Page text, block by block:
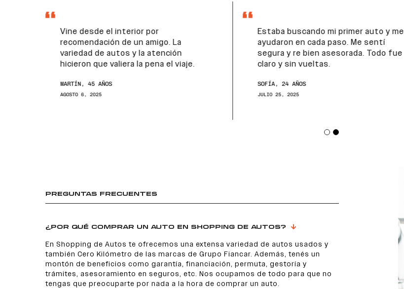
Vine desde el interior por
recomendación de un amigo. La
variedad de autos y la atención
hicieron que valiera la pena el viaje.
MARTÍN, 45 AÑOS
AGOSTO 6, 2025
Estaba buscando mi primer auto y me
ayudaron en cada paso. Me sentí
segura y re bien asesorada. Todo fue
claro y sin vueltas.
SOFÍA, 24 AÑOS
JULIO 25, 2025
PREGUNTAS FRECUENTES
¿POR QUÉ COMPRAR UN AUTO EN SHOPPING DE AUTOS?
En Shopping de Autos te ofrecemos una extensa variedad de autos usados y
también Cero Kilómetro de las marcas de Grupo Fiancar. Además, tenés un
montón de beneficios como garantía, financiación, permuta, gestoría y
trámites, asesoramiento en seguros, etc. Nos ocupamos de todo para que no
tengas que preocuparte por nada a la hora de comprar un auto.